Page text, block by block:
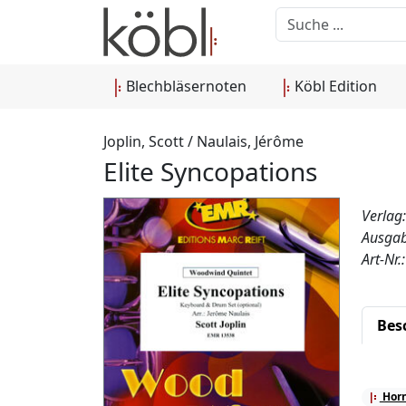
Blechbläsernoten Köbl Edition
Joplin, Scott / Naulais, Jérôme
Elite Syncopations
Art-